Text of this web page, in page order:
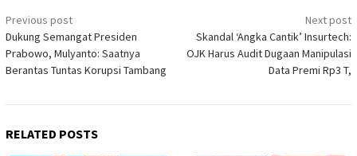
Post
navigation
Previous post
Dukung Semangat Presiden
Prabowo, Mulyanto: Saatnya
Berantas Tuntas Korupsi Tambang
Next post
Skandal ‘Angka Cantik’ Insurtech:
OJK Harus Audit Dugaan Manipulasi
Data Premi Rp3 T,
RELATED POSTS